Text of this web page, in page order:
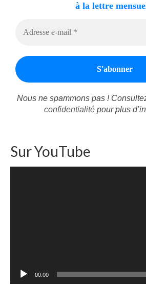
à la lettre
Nous ne spammons pas !
confidentialitépour plus
Sur YouTube
00:00